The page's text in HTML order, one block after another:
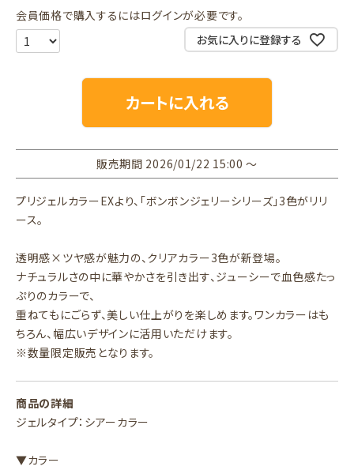
会員価格で購入するにはログインが必要です。
お気に入りに登録する
カートに入れる
販売期間 2026/01/22 15:00〜
プリジェルカラーEXより、「ボンボンジェリーシリーズ」3色がリリ
ース。
透明感×ツヤ感が魅力の、クリアカラー3色が新登場。
ナチュラルさの中に華やかさを引き出す、ジューシーで血色感たっ
ぷりのカラーで、
重ねてもにごらず、美しい仕上がりを楽しめます。ワンカラーはも
ちろん、幅広いデザインに活用いただけます。
※数量限定販売となります。
商品の詳細
ジェルタイプ：シアーカラー
▼カラー